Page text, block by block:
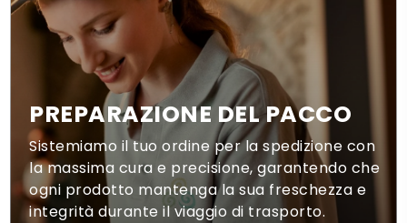
PREPARAZIONE DEL PACCO
Sistemiamo il tuo ordine per la spedizione con
la massima cura e precisione, garantendo che
ogni prodotto mantenga la sua freschezza e
integrità durante il viaggio di trasporto.